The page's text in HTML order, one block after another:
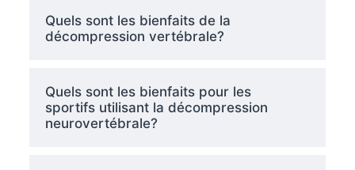
Quels sont les bienfaits de la
décompression vertébrale?
Quels sont les bienfaits pour les
sportifs utilisant la décompression
neurovertébrale?